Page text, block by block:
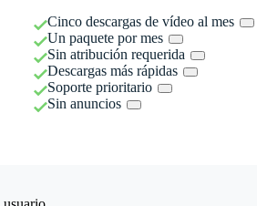
Cinco descargas de vídeo al mes
Un paquete por mes
Sin atribución requerida
Descargas más rápidas
Soporte prioritario
Sin anuncios